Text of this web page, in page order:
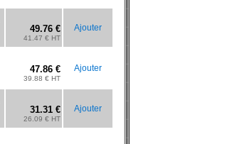
49.76 €
41.47 € HT
Ajouter
47.86 €
39.88 € HT
Ajouter
31.31 €
26.09 € HT
Ajouter